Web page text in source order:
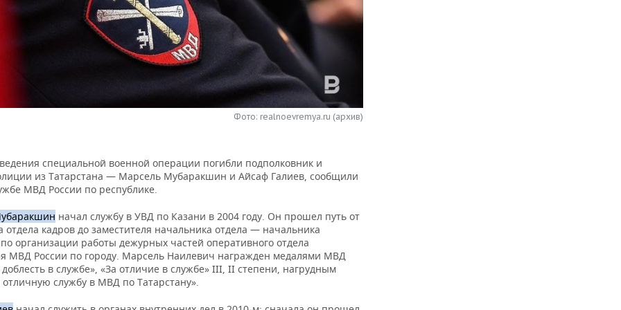
Фото: realnoevremya.ru (архив)
специальной военной операции погибли подполковник и
из Татарстана — Марсель Мубаракшин и Айсаф Галиев, сообщили
МВД России по республике.
начал службу в УВД по Казани в 2004 году. Он прошел путь от
отдела кадров до заместителя начальника отдела — начальника
организации работы дежурных частей оперативного отдела
МВД России по городу. Марсель Наилевич награжден медалями МВД
доблесть в службе», «За отличие в службе» III, II степени, нагрудным
отличную службу в МВД по Татарстану».